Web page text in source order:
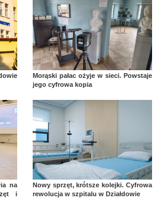
Morąski pałac ożyje w sieci. Powstaje
jego cyfrowa kopia
na
i
Nowy sprzęt, krótsze kolejki. Cyfrowa
rewolucja w szpitalu w Działdowie